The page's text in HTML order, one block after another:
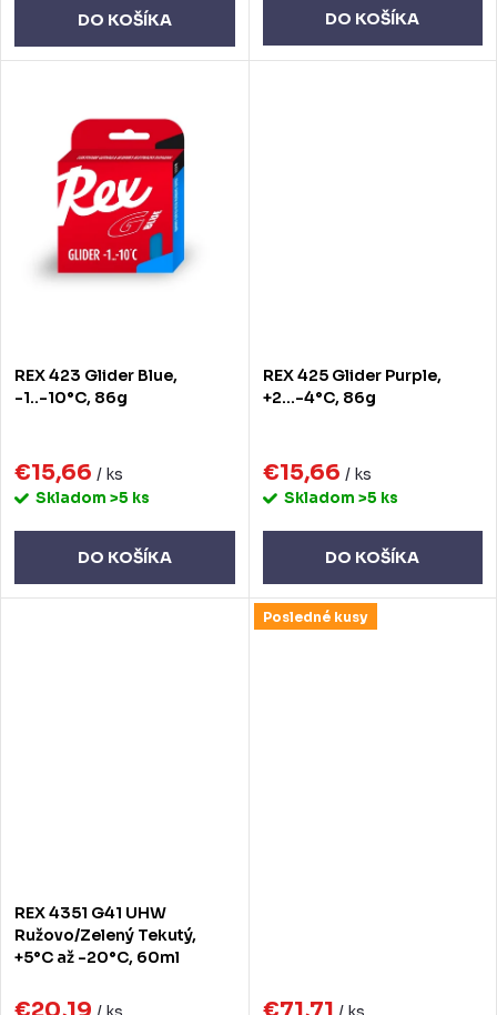
v
v
DO KOŠÍKA DO KOŠÍKA
REX 423 Glider Blue,
-1..-10°C, 86g
€15,66 / ks
Skladom >5 ks
DO KOŠÍKA
REX 425 Glider Purple,
+2...-4°C, 86g
€15,66 / ks
Skladom >5 ks
DO KOŠÍKA
REX 4351 G41 UHW
Ružovo/Zelený Tekutý,
+5°C až -20°C, 60ml
€20,19
Posledné kusy
€71,71